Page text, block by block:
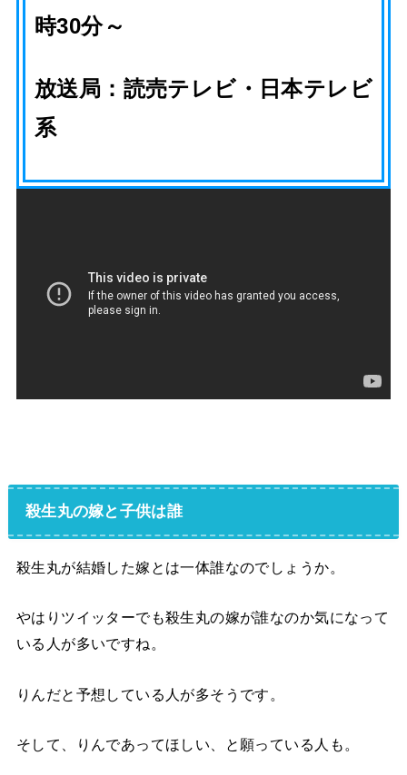
時30分～
放送局：読売テレビ・日本テレビ
系
殺生丸の嫁と子供は誰
殺生丸が結婚した嫁とは一体誰なのでしょうか。
やはりツイッターでも殺生丸の嫁が誰なのか気になって
いる人が多いですね。
りんだと予想している人が多そうです。
そして、りんであってほしい、と願っている人も。